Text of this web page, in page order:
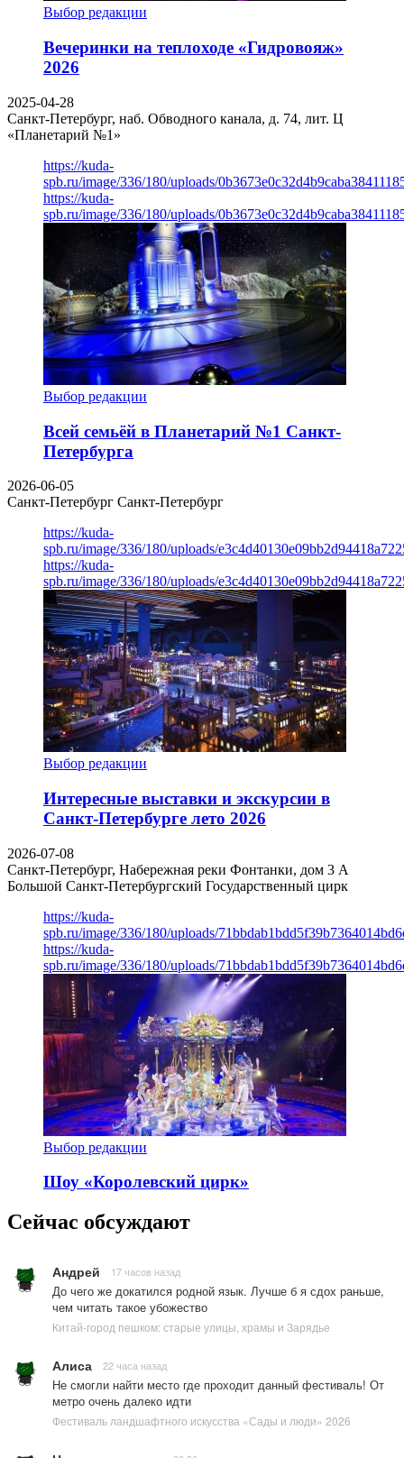
Выбор редакции
Вечеринки на теплоходе «Гидровояж»
2026
2025-04-28
Санкт-Петербург, наб. Обводного канала, д. 74, лит. Ц
«Планетарий №1»
https://kuda-
spb.ru/image/336/180/uploads/
https://kuda-
spb.ru/image/336/180/uploads/
Выбор редакции
Всей семьёй в Планетарий №1 Санкт-
Петербурга
2026-06-05
Санкт-Петербург Санкт-Петербург
https://kuda-
spb.ru/image/336/180/uploads/
https://kuda-
spb.ru/image/336/180/uploads/
Выбор редакции
Интересные выставки и экскурсии в
Санкт-Петербурге лето 2026
2026-07-08
Санкт-Петербург, Набережная реки Фонтанки, дом 3 А
Большой Санкт-Петербургский Государственный цирк
https://kuda-
spb.ru/image/336/180/uploads/
https://kuda-
spb.ru/image/336/180/uploads/
Выбор редакции
Шоу «Королевский цирк»
Сейчас обсуждают
Андрей 17 часов назад
До чего же докатился родной язык. Лучше б я сдох раньше,
чем читать такое убожество
Китай-город пешком: старые улицы, храмы и Зарядье
Алиса 22 часа назад
Не смогли найти место где проходит данный фестиваль! От
метро очень далеко идти
Фестиваль ландшафтного искусства «Сады и люди» 2026